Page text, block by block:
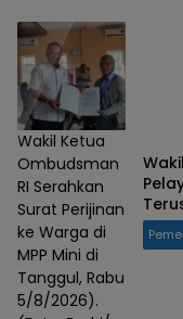
Wakil Ketua
Ombudsman
RI Serahkan
Surat Perijinan
ke Warga di
MPP Mini di
Tanggul, Rabu
5/8/2026).